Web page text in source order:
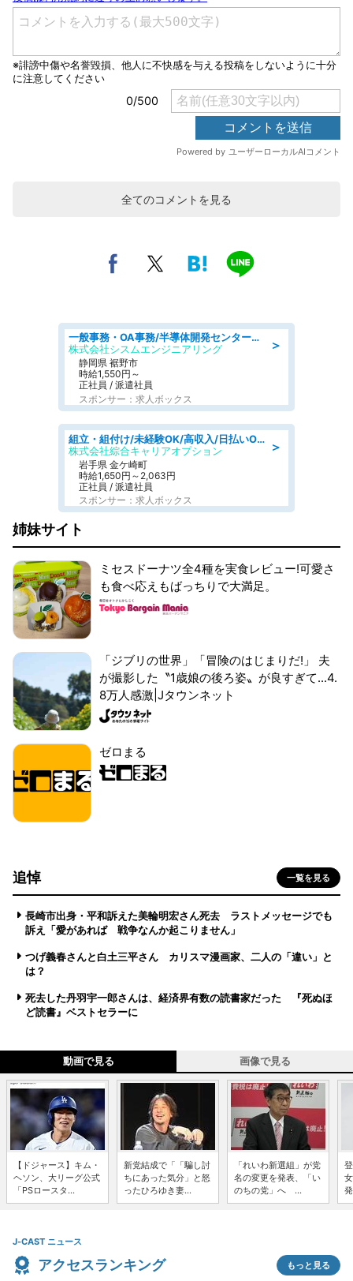
全てのコメントを見る
＞
一般事務・OA事務/半導体開発センター内で事務&軽作業スタッフ、募集
株式会社シスムエンジニアリング
静岡県 裾野市
時給1,550円～
正社員 / 派遣社員
スポンサー：求人ボックス
＞
組立・組付け/未経験OK/高収入/日払いOK/交替制/20・30・40代活躍中
株式会社綜合キャリアオプション
岩手県 金ケ崎町
時給1,650円～2,063円
正社員 / 派遣社員
スポンサー：求人ボックス
姉妹サイト
ミセスドーナツ全4種を実食レビュー!可愛さ
も食べ応えもばっちりで大満足。
「ジブリの世界」「冒険のはじまりだ!」 夫
が撮影した〝1歳娘の後ろ姿〟が良すぎて...4.
8万人感激|Jタウンネット
ゼロまる
追悼 一覧を見る
長崎市出身・平和訴えた美輪明宏さん死去 ラストメッセージでも
訴え「愛があれば 戦争なんか起こりません」
つげ義春さんと白土三平さん カリスマ漫画家、二人の「違い」と
は？
死去した丹羽宇一郎さんは、経済界有数の読書家だった 『死ぬほ
ど読書』ベストセラーに
動画で見る 画像で見る
【ドジャース】キム・
ヘソン、大リーグ公式
「PSロースタ...
新党結成で「「騙し討
ちにあった気分」と怒
ったひろゆき妻...
「れいわ新選組」が党
名の変更を発表、「い
のちの党」へ ...
J-CAST ニュース
アクセスランキング もっと見る